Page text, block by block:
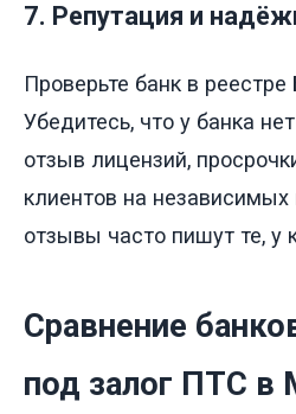
7. Репутация и
Проверьте банк в
Убедитесь, что у банка
отзыв лицензий,
клиентов на
отзывы часто пишут те, у
Сравнение
под залог ПТС